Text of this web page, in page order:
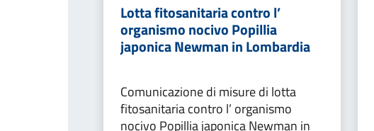
Lotta fitosanitaria contro l’
organismo nocivo Popillia
japonica Newman in Lombardia
Comunicazione di misure di lotta
fitosanitaria contro l’ organismo
nocivo Popillia japonica Newman in